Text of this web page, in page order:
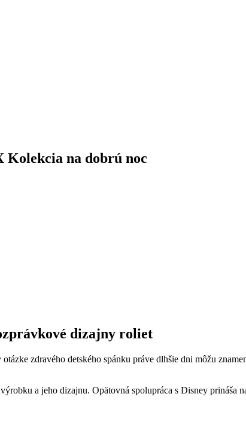
Kolekcia na dobrú noc
dizajny roliet
zdravého detského spánku práve dlhšie dni môžu
a jeho dizajnu. Opätovná spolupráca s Disney prináša